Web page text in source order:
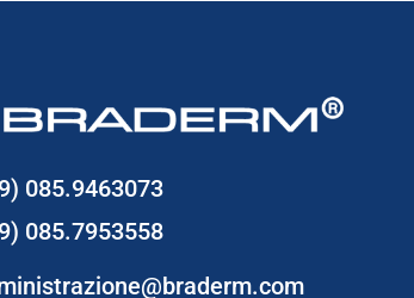
085.9463073
085.7953558